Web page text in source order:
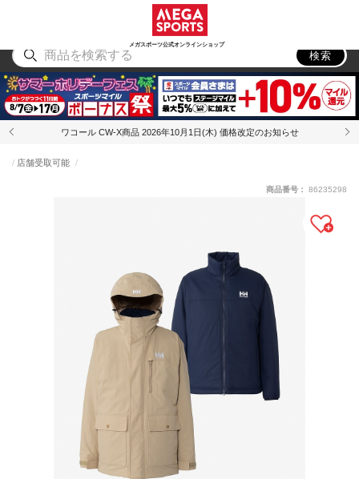
メガスポーツ公式オンラインショップ
アウトドア
検索
ワコール CW-X商品 2026年10月1日(木) 価格改定のお知らせ
店舗受取可能
商品番号： 86235298